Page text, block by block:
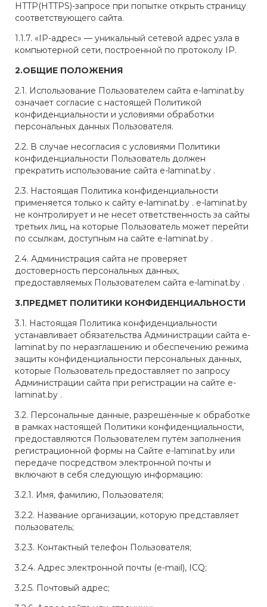
HTTP(HTTPS)-запросе при попытке открыть страницу
соответствующего сайта.
1.1.7. «IP-адрес» — уникальный сетевой адрес узла в
компьютерной сети, построенной по протоколу IP.
2.ОБЩИЕ ПОЛОЖЕНИЯ
2.1. Использование Пользователем сайта e-laminat.by
означает согласие с настоящей Политикой
конфиденциальности и условиями обработки
персональных данных Пользователя.
2.2. В случае несогласия с условиями Политики
конфиденциальности Пользователь должен
прекратить использование сайта e-laminat.by .
2.3. Настоящая Политика конфиденциальности
применяется только к сайту e-laminat.by . e-laminat.by
не контролирует и не несет ответственность за сайты
третьих лиц, на которые Пользователь может перейти
по ссылкам, доступным на сайте e-laminat.by .
2.4. Администрация сайта не проверяет
достоверность персональных данных,
предоставляемых Пользователем сайта e-laminat.by .
3.ПРЕДМЕТ ПОЛИТИКИ КОНФИДЕНЦИАЛЬНОСТИ
3.1. Настоящая Политика конфиденциальности
устанавливает обязательства Администрации сайта e-
laminat.by по неразглашению и обеспечению режима
защиты конфиденциальности персональных данных,
которые Пользователь предоставляет по запросу
Администрации сайта при регистрации на сайте e-
laminat.by .
3.2. Персональные данные, разрешённые к обработке
в рамках настоящей Политики конфиденциальности,
предоставляются Пользователем путём заполнения
регистрационной формы на Сайте e-laminat.by или
передаче посредством электронной почты и
включают в себя следующую информацию:
3.2.1. Имя, фамилию, Пользователя;
3.2.2. Название организации, которую представляет
пользователь;
3.2.3. Контактный телефон Пользователя;
3.2.4. Адрес электронной почты (e-mail), ICQ;
3.2.5. Почтовый адрес;